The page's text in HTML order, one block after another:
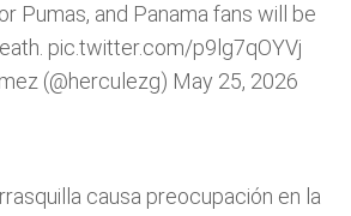
Pumas, and Panama fans will be
pic.twitter.com/p9lg7qOYVj
(@herculezg) May 25, 2026
causa preocupación en la